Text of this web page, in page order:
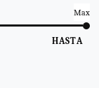
Max
HASTA